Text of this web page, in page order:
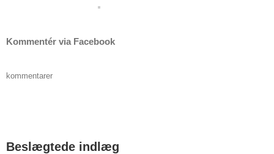
Kommentér via Facebook
kommentarer
Beslægtede indlæg